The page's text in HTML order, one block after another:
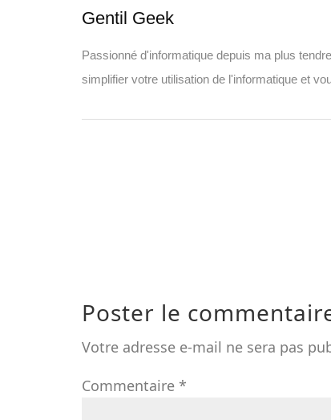
Gentil Geek
Passionné d'informatique depuis ma plus
simplifier votre utilisation de l'informatique et
Poster le
Votre adresse e-mail ne sera pas
Commentaire *